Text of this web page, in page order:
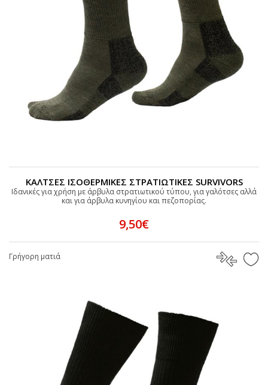
ΚΑΛΤΣΕΣ ΙΣΟΘΕΡΜΙΚΕΣ ΣΤΡΑΤΙΩΤΙΚΕΣ SURVIVORS
Iδανικές για χρήση με άρβυλα στρατιωτικού τύπου, για γαλότσες αλλά
και για άρβυλα κυνηγίου και πεζοπορίας.
9,50€
Γρήγορη ματιά